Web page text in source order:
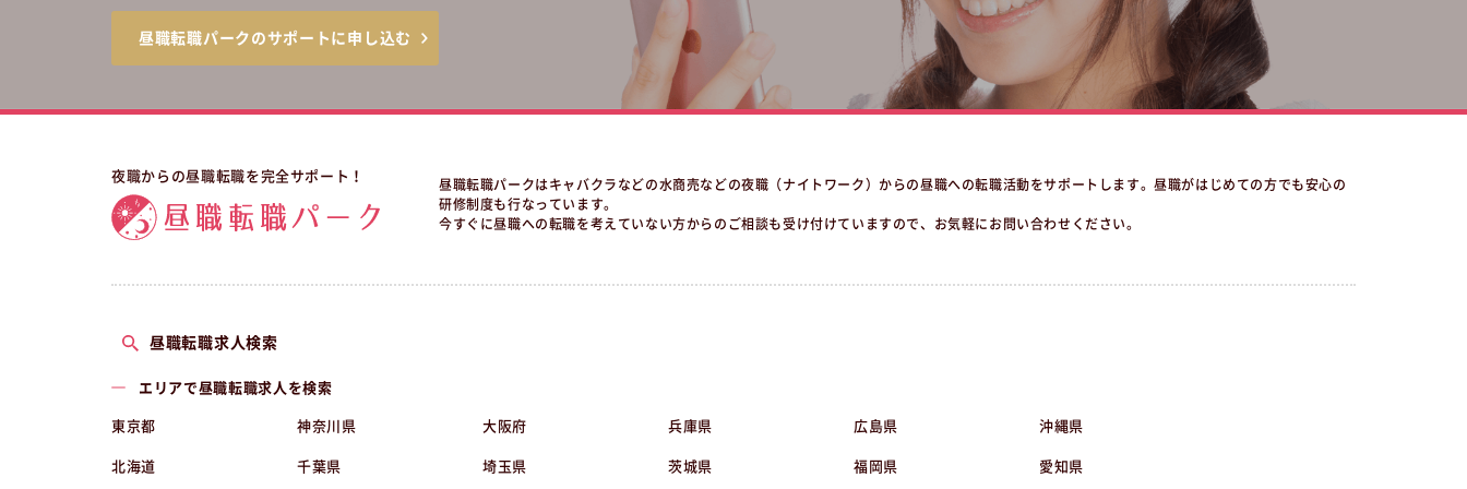
昼職転職パークのサポートに申し込む
夜職からの昼職転職を完全サポート！
昼職転職パークはキャバクラなどの水商売などの夜職（ナイトワーク）からの昼職への転職活動をサポートします。昼職がはじめての方でも安心の
研修制度も行なっています。
今すぐに昼職への転職を考えていない方からのご相談も受け付けていますので、お気軽にお問い合わせください。
昼職転職求人検索
エリアで昼職転職求人を検索
東京都 神奈川県 大阪府 兵庫県 広島県 沖縄県
北海道 千葉県 埼玉県 茨城県 福岡県 愛知県